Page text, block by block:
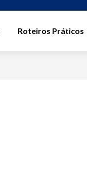
Roteiros Práticos